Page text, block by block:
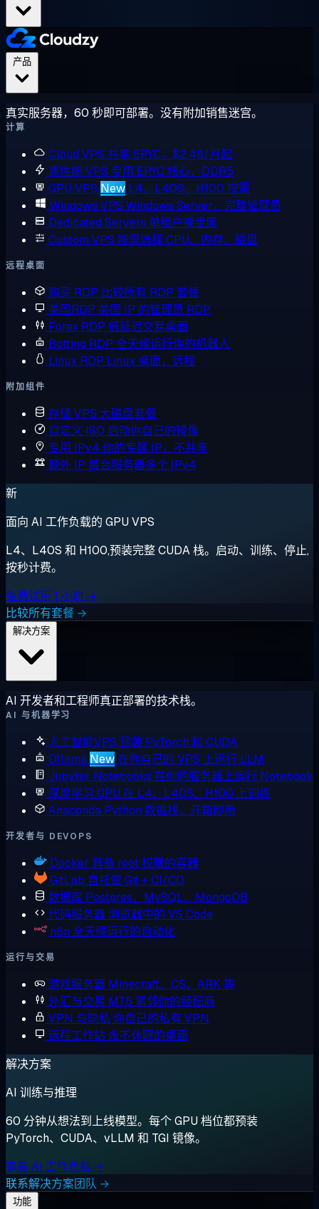
真实服务器，60 秒即可部署。没有附加销售迷宫。
计算
Cloud VPS 共享 EPYC，$2.48/月起
高性能 VPS 专用 EPYC 核心，DDR5
GPU VPS New L4、L40S、H100 按需
Windows VPS Windows Server，完整管理员
Dedicated Servers 单租户裸金属
Custom VPS 按需选择 CPU、内存、磁盘
远程桌面
购买 RDP 比较所有 RDP 套餐
美国RDP 美国 IP 的管理员 RDP
Forex RDP 低延迟交易桌面
Botting RDP 全天候运行你的机器人
Linux RDP Linux 桌面，远程
附加组件
存储 VPS 大磁盘套餐
自定义 ISO 启动你自己的镜像
专用 IPv4 你的专属 IP，不共享
额外 IP 每台服务器多个 IPv4
新
面向 AI 工作负载的 GPU VPS
L4、L40S 和 H100,预装完整 CUDA 栈。启动、训练、停止,
按秒计费。
免费试用 1 小时 →
比较所有套餐 →
AI 开发者和工程师真正部署的技术栈。
AI 与机器学习
人工智能VPS 预装 PyTorch 和 CUDA
Ollama New在你自己的 VPS 上运行 LLM
Jupyter Notebooks 在你的服务器上运行 Notebook
深度学习 GPU 在 L4、L40S、H100 上训练
Anaconda Python 数据栈，开箱即用
开发者与 DEVOPS
Docker 具备 root 权限的容器
GitLab 自托管 Git + CI/CD
数据库 Postgres、MySQL、MongoDB
代码服务器 浏览器中的 VS Code
n8n 全天候运行的自动化
运行与交易
游戏服务器 Minecraft、CS、ARK 等
外汇与交易 MT5 紧邻你的经纪商
VPN 与隐私 你自己的私有 VPN
远程工作站 永不休眠的桌面
解决方案
AI 训练与推理
60 分钟从想法到上线模型。每个 GPU 档位都预装
PyTorch、CUDA、vLLM 和 TGI 镜像。
查看 AI 工作负载 →
联系解决方案团队 →